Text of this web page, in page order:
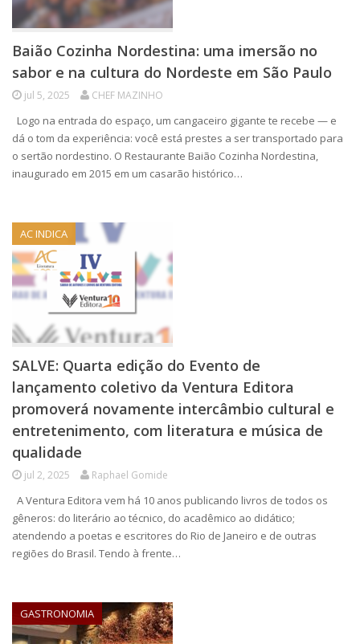
Baião Cozinha Nordestina: uma imersão no
sabor e na cultura do Nordeste em São Paulo
jul 5, 2025 CHEF MAZINHO
Logo na entrada do espaço, um cangaceiro gigante te recebe — e
dá o tom da experiência: você está prestes a ser transportado para
o sertão nordestino. O Restaurante Baião Cozinha Nordestina,
inaugurado em 2015 em um casarão histórico…
AC INDICA
SALVE: Quarta edição do Evento de
lançamento coletivo da Ventura Editora
promoverá novamente intercâmbio cultural e
entretenimento, com literatura e música de
qualidade
jul 2, 2025 Raphael Gomide
A Ventura Editora vem há 10 anos publicando livros de todos os
gêneros: do literário ao técnico, do acadêmico ao didático;
atendendo a poetas e escritores do Rio de Janeiro e de outras
regiões do Brasil. Tendo à frente…
GASTRONOMIA